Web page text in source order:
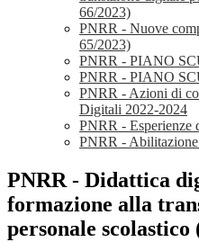
66/2023)
PNRR - Nuove
65/2023)
PNRR - PIANO
PNRR - PIANO
PNRR - Azioni di
Digitali 2022-2024
PNRR - Esperienze
PNRR -
PNRR - Didattica
formazione alla
personale scolastico